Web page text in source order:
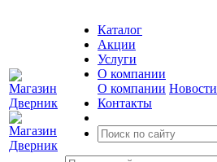
Каталог
Акции
Услуги
О компании
О компании Новости
Контакты